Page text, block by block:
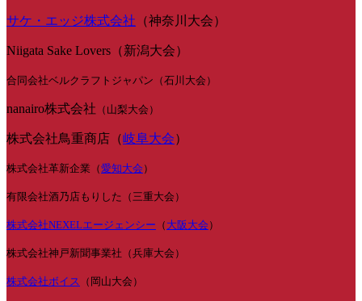
サケ・エッジ株式会社 （神奈川大会）
Niigata Sake Lovers（新潟大会）
合同会社ベルクラフトジャパン（石川大会）
nanairo株式会社 （山梨大会）
株式会社鳥重商店（岐阜大会）
株式会社革新企業（愛知大会 ）
有限会社酒乃店もりした（三重大会）
株式会社NEXELエージェンシー （ 大阪大会 ）
株式会社神戸新聞事業社（兵庫大会）
株式会社ボイス （岡山大会）